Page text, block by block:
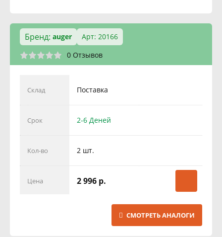
Бренд: auger
Арт: 20166
0 Отзывов
Склад Поставка
Срок 2-6 Деней
Кол-во 2 шт.
Цена 2 996 р.
СМОТРЕТЬ АНАЛОГИ